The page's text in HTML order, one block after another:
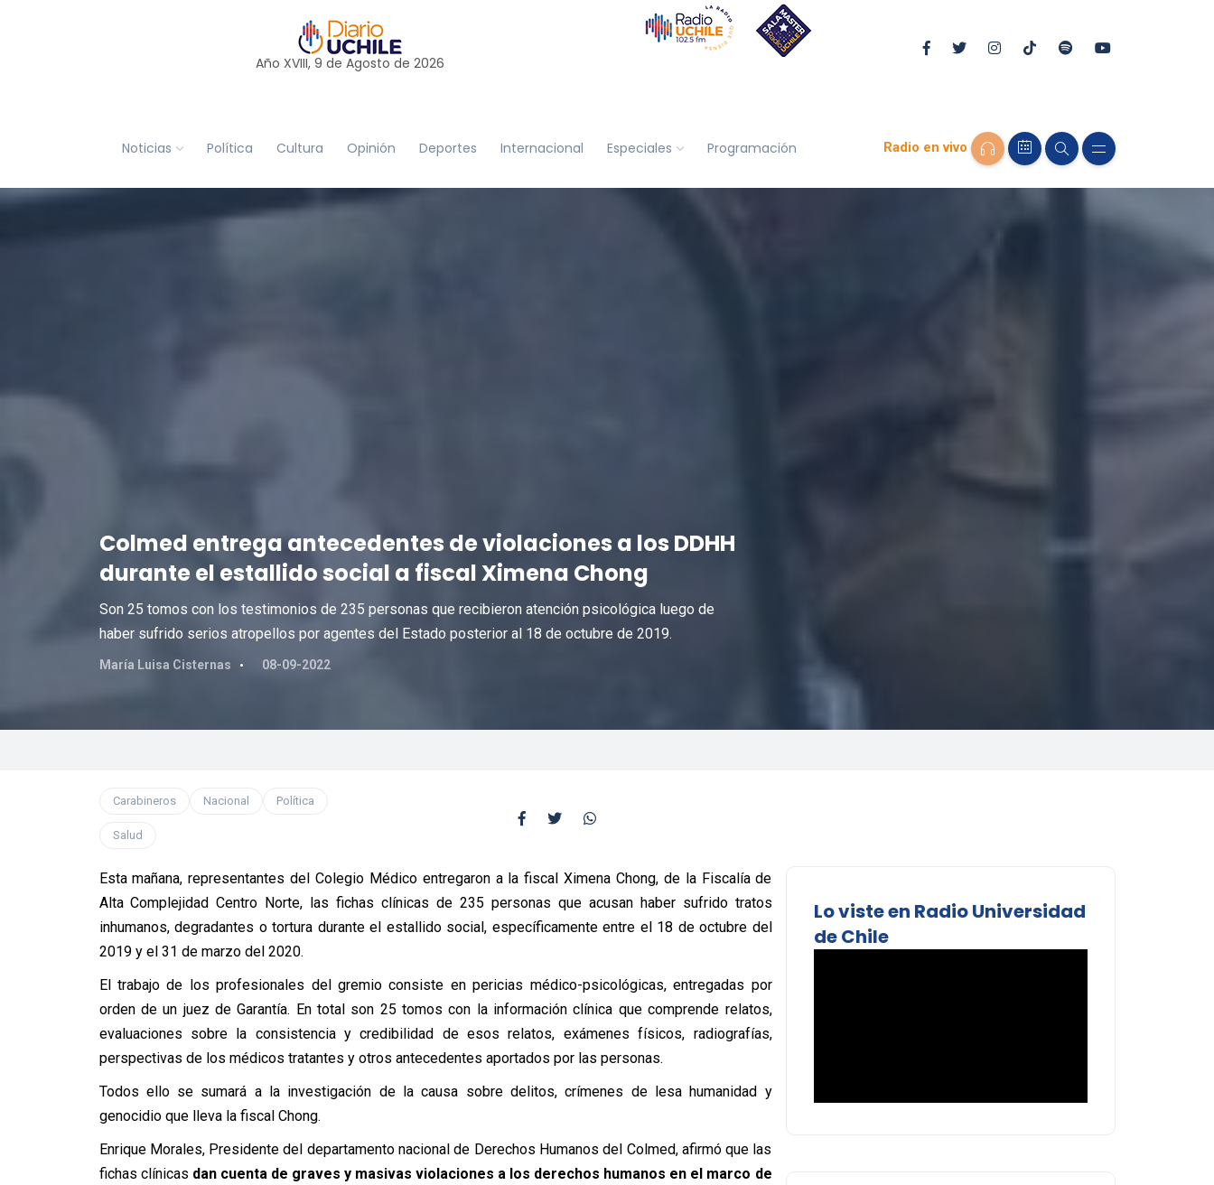
Año XVIII, 9 de Agosto de 2026
Noticias Política Cultura Opinión Deportes Internacional Especiales Programación Radio en vivo
Colmed entrega antecedentes de violaciones a los DDHH
durante el estallido social a fiscal Ximena Chong
Son 25 tomos con los testimonios de 235 personas que recibieron atención psicológica luego de
haber sufrido serios atropellos por agentes del Estado posterior al 18 de octubre de 2019.
María Luisa Cisternas 08-09-2022
Carabineros Nacional Política
Salud
Esta mañana, representantes del Colegio Médico entregaron a la fiscal Ximena Chong, de la Fiscalía de
Alta Complejidad Centro Norte, las fichas clínicas de 235 personas que acusan haber sufrido tratos
inhumanos, degradantes o tortura durante el estallido social, específicamente entre el 18 de octubre del
2019 y el 31 de marzo del 2020.
El trabajo de los profesionales del gremio consiste en pericias médico-psicológicas, entregadas por
orden de un juez de Garantía. En total son 25 tomos con la información clínica que comprende relatos,
evaluaciones sobre la consistencia y credibilidad de esos relatos, exámenes físicos, radiografías,
perspectivas de los médicos tratantes y otros antecedentes aportados por las personas.
Todos ello se sumará a la investigación de la causa sobre delitos, crímenes de lesa humanidad y
genocidio que lleva la fiscal Chong.
Enrique Morales, Presidente del departamento nacional de Derechos Humanos del Colmed, afirmó que las
fichas clínicas dan cuenta de graves y masivas violaciones a los derechos humanos en el marco de
Lo viste en Radio Universidad
de Chile